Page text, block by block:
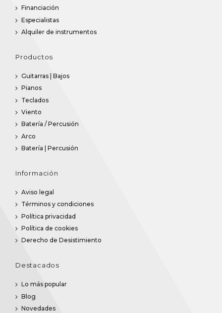
Financiación
Especialistas
Alquiler de instrumentos
Productos
Guitarras | Bajos
Pianos
Teclados
Viento
Batería / Percusión
Arco
Batería | Percusión
Información
Aviso legal
Términos y condiciones
Política privacidad
Política de cookies
Derecho de Desistimiento
Destacados
Lo más popular
Blog
Novedades